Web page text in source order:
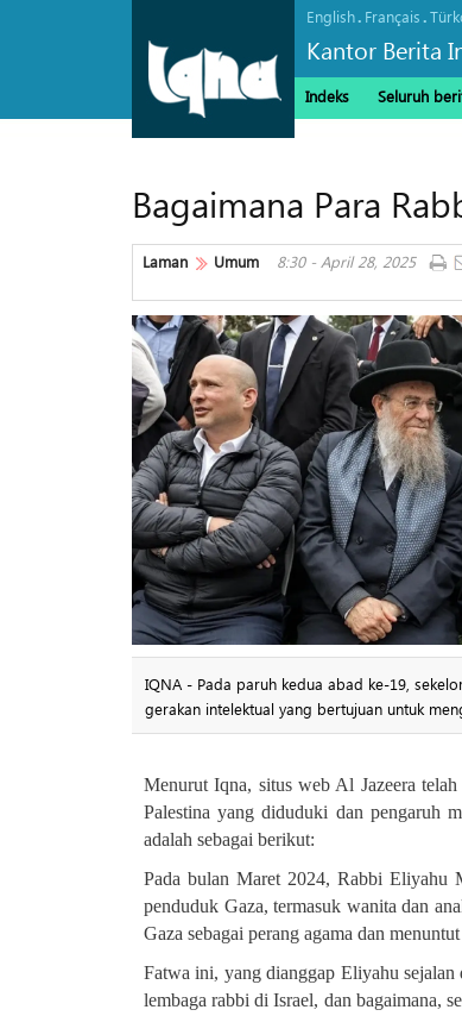
English. Français.
Kantor Berita
Indeks Seluruh
Bagaimana Para
Laman Umum 8:30 - April 28, 2025
IQNA - Pada paruh kedua abad ke-19,
gerakan intelektual yang bertujuan untuk
Menurut Iqna, situs web Al Jazeera
Palestina yang diduduki dan pengaruh
adalah sebagai berikut:
Pada bulan Maret 2024, Rabbi Eliyahu
penduduk Gaza, termasuk wanita dan
Gaza sebagai perang agama dan
Fatwa ini, yang dianggap Eliyahu sejalan
lembaga rabbi di Israel, dan bagaimana,